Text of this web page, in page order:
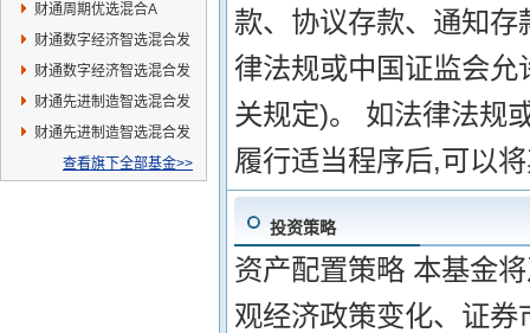
财通周期优选混合A
财通数字经济智选混合发
起A
财通数字经济智选混合发
起C
财通先进制造智选混合发
起A
财通先进制造智选混合发
查看旗下全部基金>>
款、协议存款、通知
律法规或中国证监会
关规定)。 如法律法规
履行适当程序后,可以
投资策略
资产配置策略 本基金
观经济政策变化、证